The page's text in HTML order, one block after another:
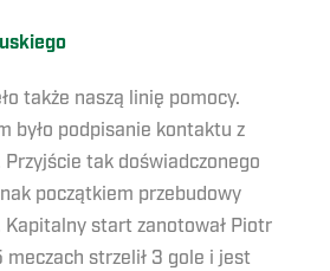
także naszą linię pomocy.
było podpisanie kontaktu z
Przyjście tak doświadczonego
początkiem przebudowy
start zanotował Piotr
strzelił 3 gole i jest